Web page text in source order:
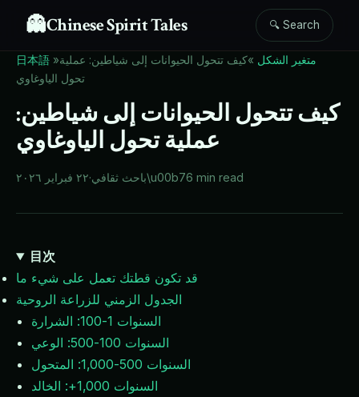
👻Chinese Spirit Tales 🔍 Search
日本語 » متغير الشكل »كيف تتحول الحيوانات إلى شياطين: عملية
تحول الياوغاوي
كيف تتحول الحيوانات إلى شياطين:
عملية تحول الياوغاوي
٢٢ فبراير ٢٠٢٦·باحث ثقافي\u00b76 min read
目次
قد تكون قطتك تعمل على شيء ما
الجدول الزمني للزراعة الروحية
السنوات 1-100: الشرارة
السنوات 100-500: الوعي
السنوات 500-1,000: المتحول
السنوات 1,000+: الخالد